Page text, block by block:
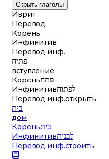
Скрыть глаголы
Иврит
Перевод
Корень
Инфинитив
Перевод инф.
פתיח
вступление
Кореньפתח
Инфинитивלפתוח
Перевод инф.открыть
בית
дом
Кореньבית
Инфинитивלבנות
Перевод инф.строить